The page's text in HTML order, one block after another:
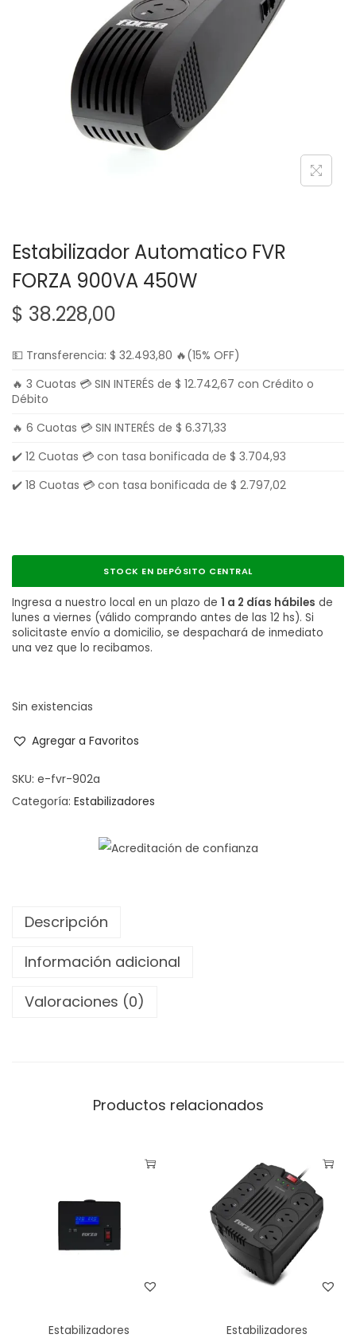
g
c
i
ó
n
n
d
o
Estabilizador Automatico FVR
FORZA 900VA 450W
$ 38.228,00
💵 Transferencia: $ 32.493,80 🔥(15% OFF)
🔥 3 Cuotas 💳 SIN INTERÉS de $ 12.742,67 con Crédito o
Débito
🔥 6 Cuotas 💳 SIN INTERÉS de $ 6.371,33
✔️ 12 Cuotas 💳 con tasa bonificada de $ 3.704,93
✔️ 18 Cuotas 💳 con tasa bonificada de $ 2.797,02
STOCK EN DEPÓSITO CENTRAL
Ingresa a nuestro local en un plazo de 1 a 2 días hábiles de
lunes a viernes (válido comprando antes de las 12 hs). Si
solicitaste envío a domicilio, se despachará de inmediato
una vez que lo recibamos.
Sin existencias
Agregar a Favoritos
SKU: e-fvr-902a
Categoría: Estabilizadores
Descripción
Información adicional
Valoraciones (0)
Productos relacionados
Estabilizadores
Estabilizadores